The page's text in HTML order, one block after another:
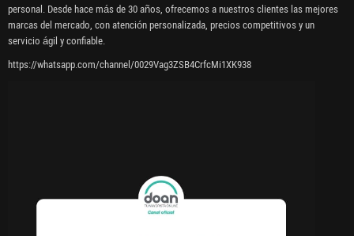
personal. Desde hace más de 30 años, ofrecemos a nuestros clientes las mejores
marcas del mercado, con atención personalizada, precios competitivos y un
servicio ágil y confiable.
https://whatsapp.com/channel/0029Vag3ZSB4CrfcMi1XK938